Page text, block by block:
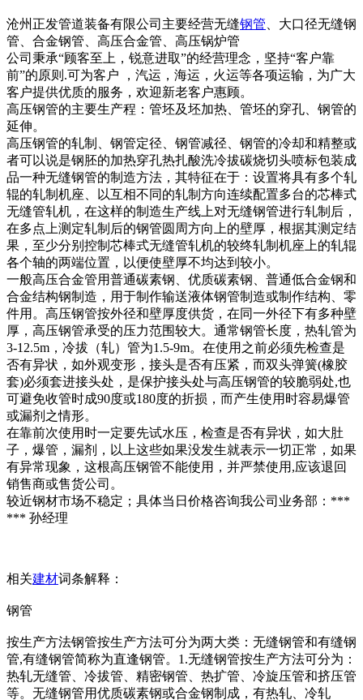
沧州正发管道装备有限公司主要经营无缝钢管 、大口径无缝钢
管、合金钢管、高压合金管、高压锅炉管
公司秉承“顾客至上，锐意进取”的经营理念，坚持“客户靠
前”的原则.可为客户 ，汽运，海运，火运等各项运输，为广大
客户提供优质的服务，欢迎新老客户惠顾。
高压钢管的主要生产程：管坯及坯加热、管坯的穿孔、钢管的
延伸。
高压钢管的轧制、钢管定径、钢管减径、钢管的冷却和精整或
者可以说是钢胚的加热穿孔热扎酸洗冷拔碳烧切头喷标包装成
品一种无缝钢管的制造方法，其特征在于：设置将具有多个轧
辊的轧制机座、以互相不同的轧制方向连续配置多台的芯棒式
无缝管轧机，在这样的制造生产线上对无缝钢管进行轧制后，
在多点上测定轧制后的钢管圆周方向上的壁厚，根据其测定结
果，至少分别控制芯棒式无缝管轧机的较终轧制机座上的轧辊
各个轴的两端位置，以便使壁厚不均达到较小。
一般高压合金管用普通碳素钢、优质碳素钢、普通低合金钢和
合金结构钢制造，用于制作输送液体钢管制造或制作结构、零
件用。高压钢管按外径和壁厚度供货，在同一外径下有多种壁
厚，高压钢管承受的压力范围较大。通常钢管长度，热轧管为
3-12.5m，冷拔（轧）管为1.5-9m。在使用之前必须先检查是
否有异状，如外观变形，接头是否有压紧，而双头弹簧(橡胶
套)必须套进接头处，是保护接头处与高压钢管的较脆弱处,也
可避免收管时成90度或180度的折损，而产生使用时容易爆管
或漏剂之情形。
在靠前次使用时一定要先试水压，检查是否有异状，如大肚
子，爆管，漏剂，以上这些如果没发生就表示一切正常，如果
有异常现象，这根高压钢管不能使用，并严禁使用,应该退回
销售商或售货公司。
较近钢材市场不稳定；具体当日价格咨询我公司业务部：***
*** 孙经理
相关建材词条解释：
钢管
按生产方法钢管按生产方法可分为两大类：无缝钢管和有缝钢
管,有缝钢管简称为直逢钢管。1.无缝钢管按生产方法可分为：
热轧无缝管、冷拔管、精密钢管、热扩管、冷旋压管和挤压管
等。无缝钢管用优质碳素钢或合金钢制成，有热轧、冷轧